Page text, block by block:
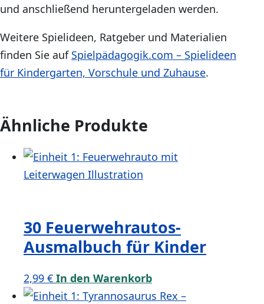
und anschließend heruntergeladen werden.
Weitere Spielideen, Ratgeber und Materialien
finden Sie auf Spielpädagogik.com – Spielideen
für Kindergarten, Vorschule und Zuhause.
Ähnliche Produkte
30 Feuerwehrautos-
Ausmalbuch für Kinder
2,99 € In den Warenkorb